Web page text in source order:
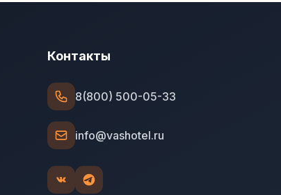
Контакты
8(800) 500-05-33
info@vashotel.ru